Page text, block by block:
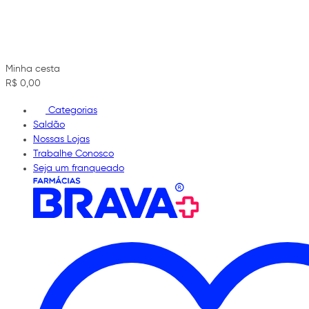
Minha cesta
R$ 0,00
Categorias
Saldão
Nossas Lojas
Trabalhe Conosco
Seja um franqueado